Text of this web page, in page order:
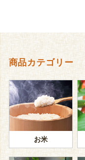
商品カテゴリー
お米